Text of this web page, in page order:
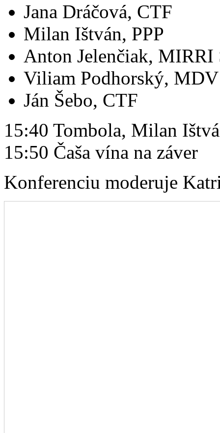
Jana Dráčová, CTF
Milan Ištván, PPP
Anton Jelenčiak, MIRRI
Viliam Podhorský,
Ján Šebo, CTF
15:40 Tombola, Milan
15:50 Čaša vína na záver
Konferenciu moderuje